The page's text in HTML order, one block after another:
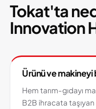
Tokat'ta
Innovation
Ürünü ve makineyi
Hem tarım-gıdayı
B2B ihracata taşıyan